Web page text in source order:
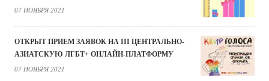
07 НОЯБРЯ 2021
ОТКРЫТ ПРИЕМ ЗАЯВОК НА III ЦЕНТРАЛЬНО-
АЗИАТСКУЮ ЛГБТ+ ОНЛАЙН-ПЛАТФОРМУ
07 НОЯБРЯ 2021